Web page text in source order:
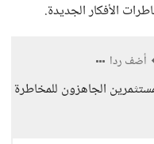
أضف ردا
الجاهزون للمخاطرة